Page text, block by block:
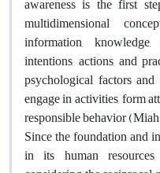
multidimensional
information, knowledge,
intentions, actions, and
psychological factors
engage in activities, form
responsible behavior
Since the foundation and
in its human